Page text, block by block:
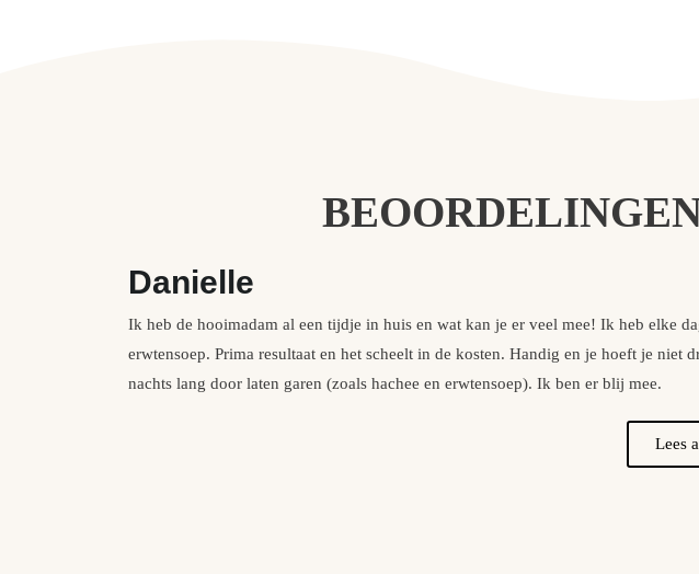
Danielle
Ik heb de hooimadam al een tijdje in huis en wat kan je er veel mee! Ik heb elke
erwtensoep. Prima resultaat en het scheelt in de kosten. Handig en je hoeft je
nachts lang door laten garen (zoals hachee en erwtensoep). Ik ben er blij mee.
Lees